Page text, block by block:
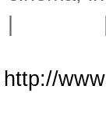
http://